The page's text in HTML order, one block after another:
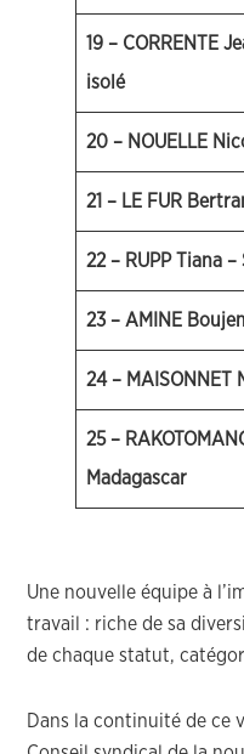
19 – CORRENTE
isolé
20 – NOUELLE
21 – LE FUR
22 – RUPP Tiana
23 – AMINE
24 – MAISONNET
25 –
Madagascar
Une nouvelle équipe à
travail : riche de sa
de chaque statut,
Dans la continuité de ce